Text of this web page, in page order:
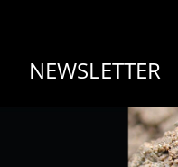
NEWSLETTER